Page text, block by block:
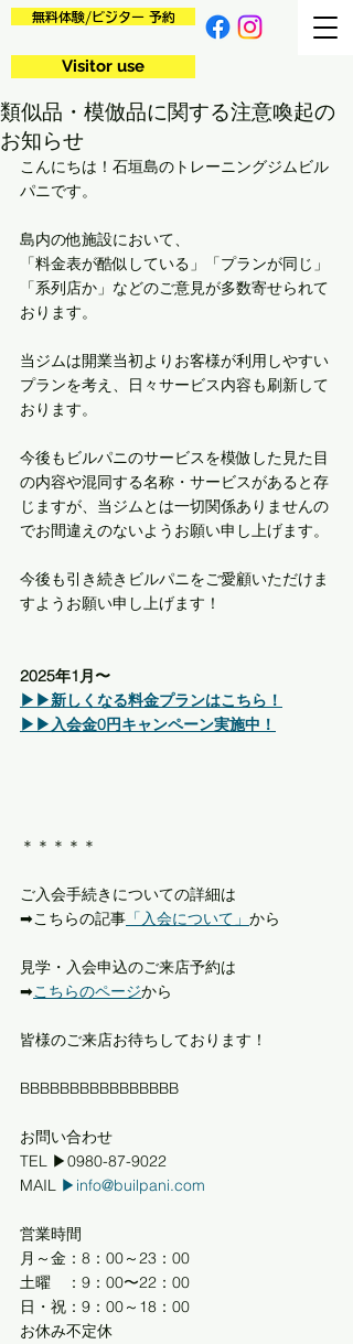
無料体験/ビジター 予約
Visitor use
類似品・模倣品に関する注意喚起の
お知らせ
こんにちは！石垣島のトレーニングジムビル
パニです。
島内の他施設において、
「料金表が酷似している」「プランが同じ」
「系列店か」などのご意見が多数寄せられて
おります。
当ジムは開業当初よりお客様が利用しやすい
プランを考え、日々サービス内容も刷新して
おります。
今後もビルパニのサービスを模倣した見た目
の内容や混同する名称・サービスがあると存
じますが、当ジムとは一切関係ありませんの
でお間違えのないようお願い申し上げます。
今後も引き続きビルパニをご愛顧いただけま
すようお願い申し上げます！
2025年1月〜
▶︎▶︎新しくなる料金プランはこちら！
▶︎▶︎入会金0円キャンペーン実施中！
＊＊＊＊＊
ご入会手続きについての詳細は
➡︎こちらの記事 「入会について」 から
見学・入会申込のご来店予約は
➡︎こちらのページから
皆様のご来店お待ちしております！
BBBBBBBBBBBBBBBB
お問い合わせ
TEL ▶0980-87-9022
MAIL ▶info@builpani.com
営業時間
月～金：8：00～23：00
土曜　：9：00〜22：00
日・祝：9：00～18：00
お休み不定休